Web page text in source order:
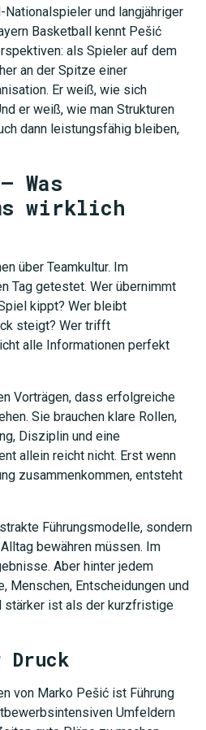
und langjähriger
Basketball kennt Pešić
als Spieler auf dem
an der Spitze einer
Er weiß, wie sich
er weiß, wie man Strukturen
dann leistungsfähig bleiben,
Was
wirklich
über Teamkultur. Im
Tag getestet. Wer übernimmt
kippt? Wer bleibt
steigt? Wer trifft
alle Informationen perfekt
Vorträgen, dass erfolgreiche
Sie brauchen klare Rollen,
Disziplin und eine
allein reicht nicht. Erst wenn
zusammenkommen, entsteht
Führungsmodelle, sondern
bewähren müssen. Im
Aber hinter jedem
Menschen, Entscheidungen und
stärker ist als der kurzfristige
Druck
von Marko Pešić ist Führung
Umfeldern